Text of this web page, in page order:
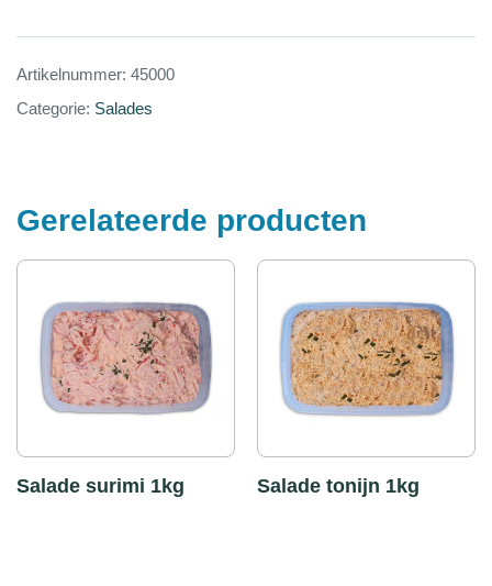
Artikelnummer: 45000
Categorie: Salades
Gerelateerde producten
Salade surimi 1kg Salade tonijn 1kg